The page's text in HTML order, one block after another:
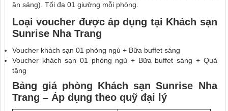
ăn sáng). Tối đa 01 giường mỗi phòng.
Loại voucher được áp dụng tại Khách sạn
Sunrise Nha Trang
Voucher khách sạn 01 phòng ngủ + Bữa buffet sáng
Voucher khách sạn 01 phòng ngủ + Bữa buffet sáng + Quà
tặng
Bảng giá phòng Khách sạn Sunrise Nha
Trang – Áp dụng theo quỹ đại lý